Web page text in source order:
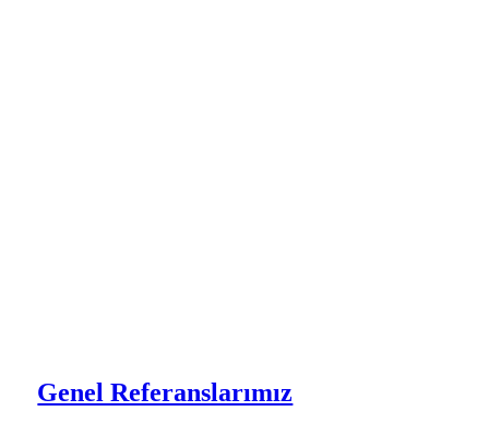
Genel Referanslarımız